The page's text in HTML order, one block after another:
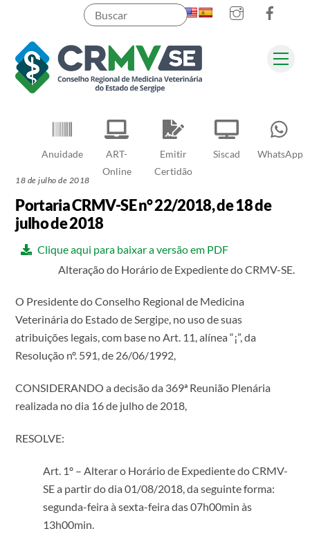
content
Instagram
Anuidade
ART-
Online
Emitir
Certidão
Siscad WhatsApp
18 de julho de 2018
Portaria CRMV-SE n° 22/2018, de 18 de
julho de 2018
Clique aqui para baixar a versão em PDF
Alteração do Horário de Expediente do CRMV-SE.
O Presidente do Conselho Regional de Medicina
Veterinária do Estado de Sergipе, no uso de suas
atribuições legais, com base no Art. 11, alínea “¡”, da
Resolução nº. 591, de 26/06/1992,
CONSIDERANDO a decisão da 369ª Reunião Plenária
realizada no dia 16 de julho de 2018,
RESOLVE:
Art. 1º – Alterar o Horário de Expediente do CRMV-
SE a partir do dia 01/08/2018, da seguinte forma:
segunda-feira à sexta-feira das 07h00min às
13h00min.